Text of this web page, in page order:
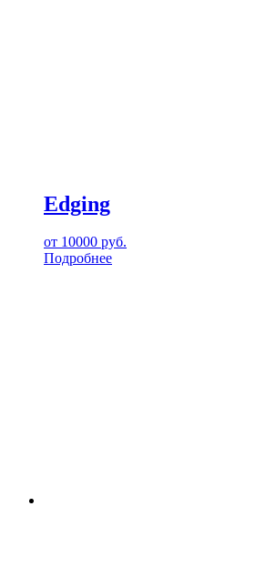
Edging
от 10000 руб.
Подробнее